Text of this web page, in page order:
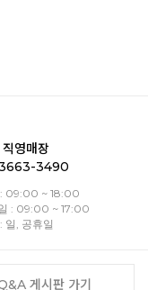
영매장
3490
: 09:00 ~ 18:00
: 09:00 ~ 17:00
일, 공휴일
게시판 가기